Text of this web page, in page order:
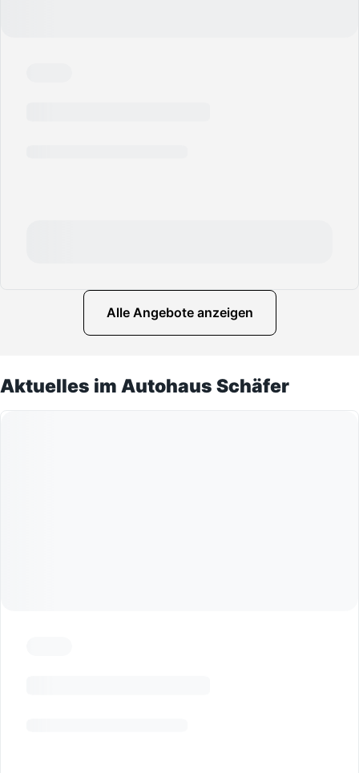
Alle Angebote anzeigen
Aktuelles im Autohaus Schäfer